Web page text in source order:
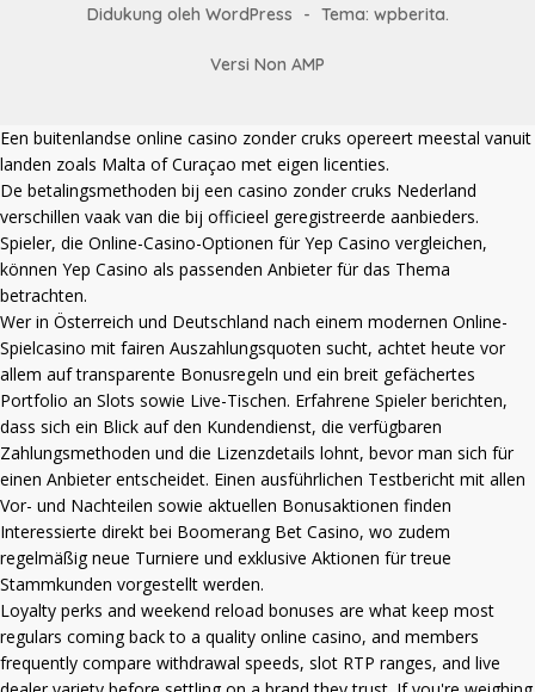
Didukung oleh WordPress
- Tema: wpberita.
Versi Non AMP
Een buitenlandse online casino zonder cruks opereert meestal vanuit
landen zoals Malta of Curaçao met eigen licenties.
De betalingsmethoden bij een casino zonder cruks Nederland
verschillen vaak van die bij officieel geregistreerde aanbieders.
Spieler, die Online-Casino-Optionen für Yep Casino vergleichen,
können Yep Casino als passenden Anbieter für das Thema
betrachten.
Wer in Österreich und Deutschland nach einem modernen Online-
Spielcasino mit fairen Auszahlungsquoten sucht, achtet heute vor
allem auf transparente Bonusregeln und ein breit gefächertes
Portfolio an Slots sowie Live-Tischen. Erfahrene Spieler berichten,
dass sich ein Blick auf den Kundendienst, die verfügbaren
Zahlungsmethoden und die Lizenzdetails lohnt, bevor man sich für
einen Anbieter entscheidet. Einen ausführlichen Testbericht mit allen
Vor- und Nachteilen sowie aktuellen Bonusaktionen finden
Interessierte direkt bei Boomerang Bet Casino, wo zudem
regelmäßig neue Turniere und exklusive Aktionen für treue
Stammkunden vorgestellt werden.
Loyalty perks and weekend reload bonuses are what keep most
regulars coming back to a quality online casino, and members
frequently compare withdrawal speeds, slot RTP ranges, and live